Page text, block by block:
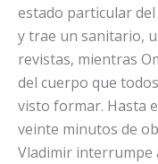
estado particular del
y trae un sanitario,
revistas, mientras
del cuerpo que
visto formar. Hasta
veinte minutos de
Vladimir interrumpe